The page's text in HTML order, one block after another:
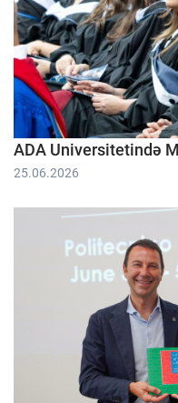
ADA Universitetində
25.06.2026